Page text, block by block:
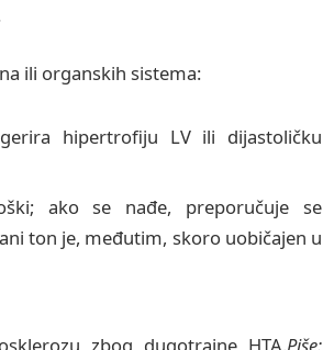
ili organskih sistema:
hipertrofiju LV ili dijastoličku
ako se nađe, preporučuje se
ton je, međutim, skoro uobičajen u